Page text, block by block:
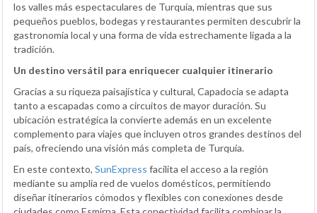
los valles más espectaculares de Turquía, mientras que sus
pequeños pueblos, bodegas y restaurantes permiten descubrir la
gastronomía local y una forma de vida estrechamente ligada a la
tradición.
Un destino versátil para enriquecer cualquier itinerario
Gracias a su riqueza paisajística y cultural, Capadocia se adapta
tanto a escapadas como a circuitos de mayor duración. Su
ubicación estratégica la convierte además en un excelente
complemento para viajes que incluyen otros grandes destinos del
país, ofreciendo una visión más completa de Turquía.
En este contexto, SunExpress facilita el acceso a la región
mediante su amplia red de vuelos domésticos, permitiendo
diseñar itinerarios cómodos y flexibles con conexiones desde